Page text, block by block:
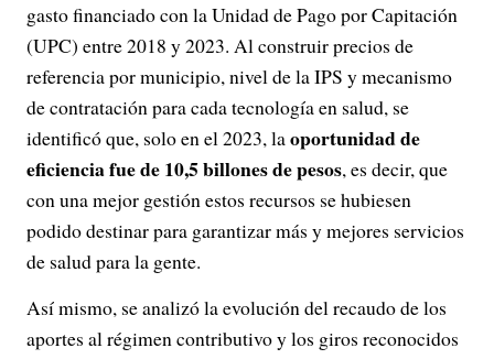
gasto financiado con la Unidad de Pago por Capitación
(UPC) entre 2018 y 2023. Al construir precios de
referencia por municipio, nivel de la IPS y mecanismo
de contratación para cada tecnología en salud, se
identificó que, solo en el 2023, laoportunidad de
eficiencia fue de 10,5 billones de pesos, es decir, que
con una mejor gestión estos recursos se hubiesen
podido destinar para garantizar más y mejores servicios
de salud para la gente.
Así mismo, se analizó la evolución del recaudo de los
aportes al régimen contributivo y los giros reconocidos